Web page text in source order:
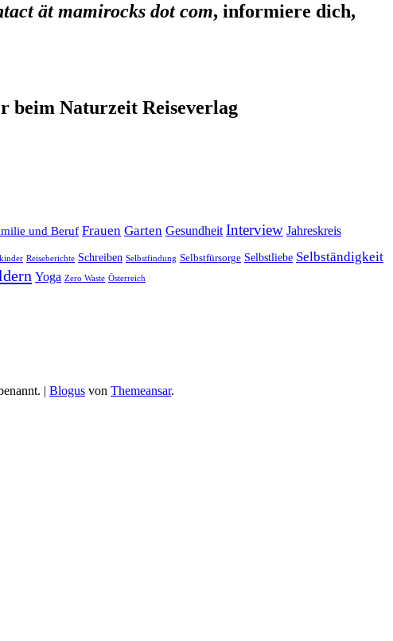
ät mamirocks dot com, informiere dich,
beim Naturzeit Reiseverlag
und Beruf Frauen Garten Gesundheit Interview Jahreskreis
Reiseberichte Schreiben Selbstfindung Selbstfürsorge Selbstliebe Selbständigkeit
Yoga Zero Waste Österreich
| Blogus von Themeansar.